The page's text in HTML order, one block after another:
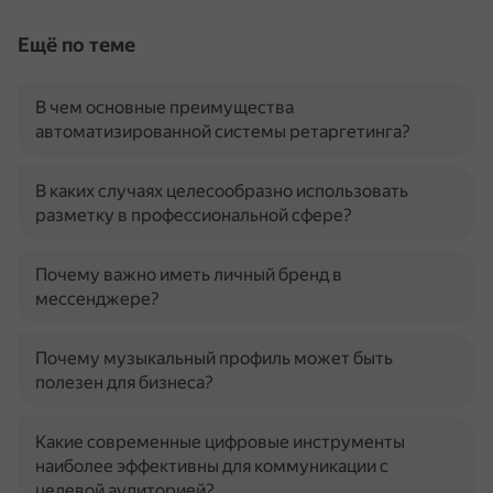
Ещё по теме
В чем основные преимущества
автоматизированной системы ретаргетинга?
В каких случаях целесообразно использовать
разметку в профессиональной сфере?
Почему важно иметь личный бренд в
мессенджере?
Почему музыкальный профиль может быть
полезен для бизнеса?
Какие современные цифровые инструменты
наиболее эффективны для коммуникации с